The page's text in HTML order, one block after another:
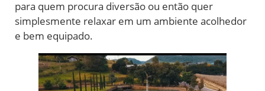
para quem procura diversão ou então quer
simplesmente relaxar em um ambiente acolhedor
e bem equipado.